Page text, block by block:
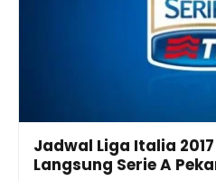
Jadwal Liga Italia
Langsung Serie A